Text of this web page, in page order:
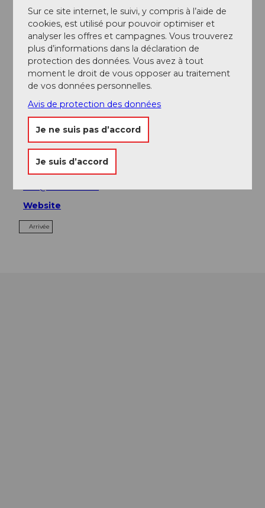
A proximité Regarder sur la carte
A voir
Contact
Strandbad Aesch LU
Am See 1
6287Aesch LU
+41 41 917 13 46
Website
Arrivée
Sur ce site internet, le suivi, y compris à l’aide de
cookies, est utilisé pour pouvoir optimiser et
analyser les offres et campagnes. Vous trouverez
plus d’informations dans la déclaration de
protection des données. Vous avez à tout
moment le droit de vous opposer au traitement
de vos données personnelles.
Avis de protection des données
Je ne suis pas d’accord
Je suis d’accord